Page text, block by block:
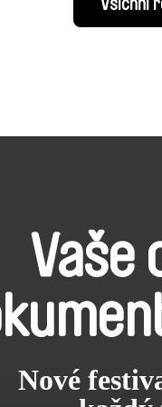
Všichni
Vaše
Nové